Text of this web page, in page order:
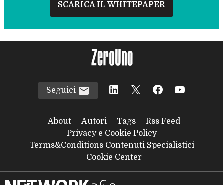
SCARICA IL WHITEPAPER
Seguici
About Autori Tags
Rss Feed
Privacy e Cookie Policy
Terms&Conditions Contenuti Specialistici
Cookie Center